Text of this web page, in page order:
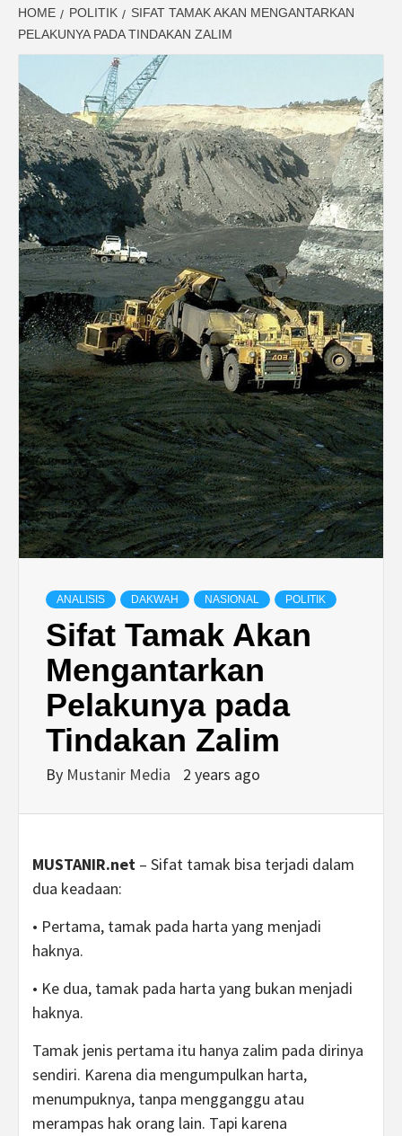
HOME POLITIK
SIFAT TAMAK AKAN MENGANTARKAN
PELAKUNYA PADA TINDAKAN ZALIM
ANALISIS DAKWAH NASIONAL POLITIK
Sifat Tamak Akan
Mengantarkan
Pelakunya pada
Tindakan Zalim
By Mustanir Media 2 years ago
MUSTANIR.net – Sifat tamak bisa terjadi dalam
dua keadaan:
• Pertama, tamak pada harta yang menjadi
haknya.
• Ke dua, tamak pada harta yang bukan menjadi
haknya.
Tamak jenis pertama itu hanya zalim pada dirinya
sendiri. Karena dia mengumpulkan harta,
menumpuknya, tanpa mengganggu atau
merampas hak orang lain. Tapi karena